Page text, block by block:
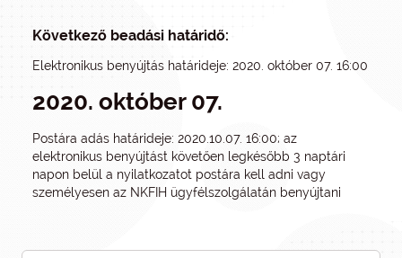
Következő beadási határidő:
Elektronikus benyújtás határideje: 2020. október 07. 16:00
2020. október 07.
Postára adás határideje: 2020.10.07. 16:00; az
elektronikus benyújtást követően legkésőbb 3 naptári
napon belül a nyilatkozatot postára kell adni vagy
személyesen az NKFIH ügyfélszolgálatán benyújtani